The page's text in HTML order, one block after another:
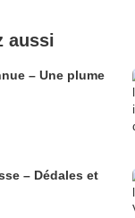
aussi
– Une plume
– Dédales et